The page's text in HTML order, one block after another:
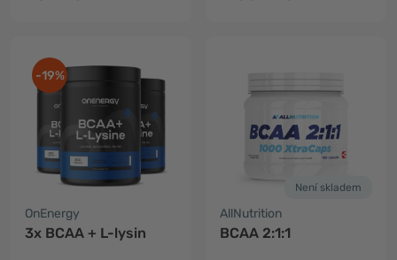
-19%
OnEnergy
3x BCAA + L-lysin
Není skladem
AllNutrition
BCAA 2:1:1